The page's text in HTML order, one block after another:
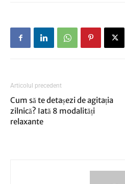
Articolul precedent
Cum să te detașezi de agitația
zilnică? Iată 8 modalități
relaxante